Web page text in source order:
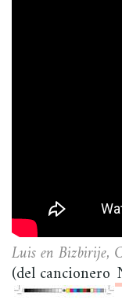
Luis en Bizbirije,
(del cancionero